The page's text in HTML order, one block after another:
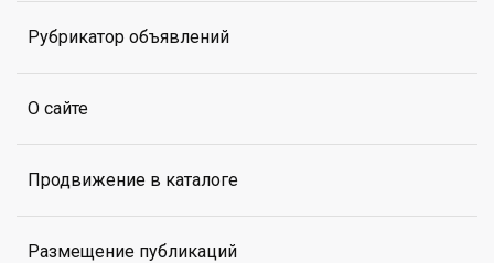
Рубрикатор объявлений
О сайте
Продвижение в каталоге
Размещение публикаций